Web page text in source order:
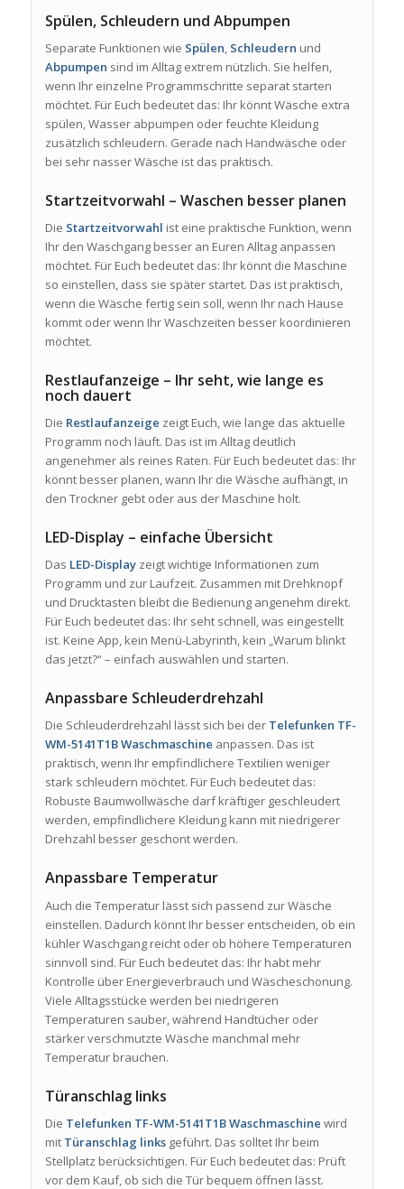
Spülen, Schleudern und Abpumpen
Separate Funktionen wie Spülen, Schleudern und
Abpumpen sind im Alltag extrem nützlich. Sie helfen,
wenn Ihr einzelne Programmschritte separat starten
möchtet. Für Euch bedeutet das: Ihr könnt Wäsche extra
spülen, Wasser abpumpen oder feuchte Kleidung
zusätzlich schleudern. Gerade nach Handwäsche oder
bei sehr nasser Wäsche ist das praktisch.
Startzeitvorwahl – Waschen besser planen
Die Startzeitvorwahl ist eine praktische Funktion, wenn
Ihr den Waschgang besser an Euren Alltag anpassen
möchtet. Für Euch bedeutet das: Ihr könnt die Maschine
so einstellen, dass sie später startet. Das ist praktisch,
wenn die Wäsche fertig sein soll, wenn Ihr nach Hause
kommt oder wenn Ihr Waschzeiten besser koordinieren
möchtet.
Restlaufanzeige – Ihr seht, wie lange es
noch dauert
Die Restlaufanzeige zeigt Euch, wie lange das aktuelle
Programm noch läuft. Das ist im Alltag deutlich
angenehmer als reines Raten. Für Euch bedeutet das: Ihr
könnt besser planen, wann Ihr die Wäsche aufhängt, in
den Trockner gebt oder aus der Maschine holt.
LED-Display – einfache Übersicht
Das LED-Displayzeigt wichtige Informationen zum
Programm und zur Laufzeit. Zusammen mit Drehknopf
und Drucktasten bleibt die Bedienung angenehm direkt.
Für Euch bedeutet das: Ihr seht schnell, was eingestellt
ist. Keine App, kein Menü-Labyrinth, kein „Warum blinkt
das jetzt?“ – einfach auswählen und starten.
Anpassbare Schleuderdrehzahl
Die Schleuderdrehzahl lässt sich bei der Telefunken TF-
WM-5141T1B Waschmaschine anpassen. Das ist
praktisch, wenn Ihr empfindlichere Textilien weniger
stark schleudern möchtet. Für Euch bedeutet das:
Robuste Baumwollwäsche darf kräftiger geschleudert
werden, empfindlichere Kleidung kann mit niedrigerer
Drehzahl besser geschont werden.
Anpassbare Temperatur
Auch die Temperatur lässt sich passend zur Wäsche
einstellen. Dadurch könnt Ihr besser entscheiden, ob ein
kühler Waschgang reicht oder ob höhere Temperaturen
sinnvoll sind. Für Euch bedeutet das: Ihr habt mehr
Kontrolle über Energieverbrauch und Wäscheschonung.
Viele Alltagsstücke werden bei niedrigeren
Temperaturen sauber, während Handtücher oder
stärker verschmutzte Wäsche manchmal mehr
Temperatur brauchen.
Türanschlag links
Die Telefunken TF-WM-5141T1B Waschmaschine wird
mit Türanschlag linksgeführt. Das solltet Ihr beim
Stellplatz berücksichtigen. Für Euch bedeutet das: Prüft
vor dem Kauf, ob sich die Tür bequem öffnen lässt.